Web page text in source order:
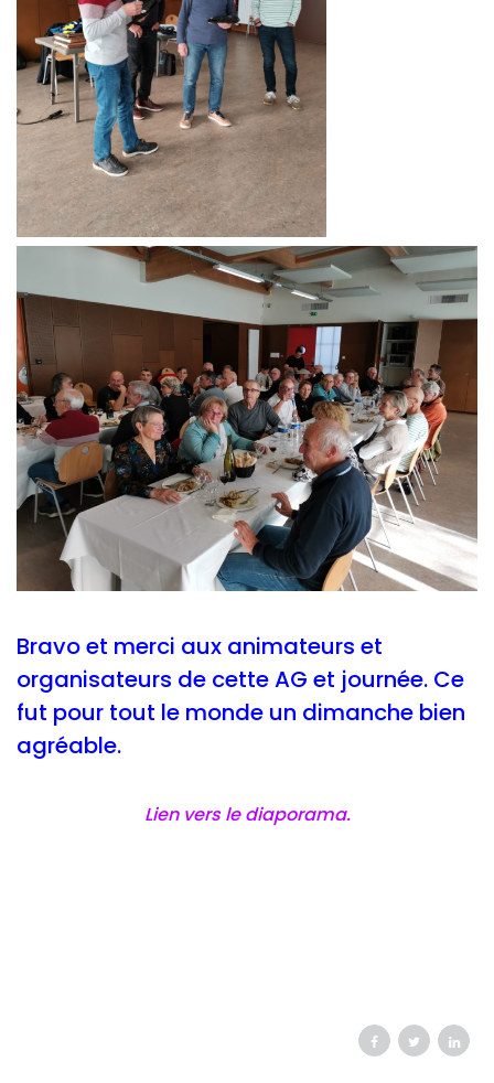
Bravo et merci aux animateurs et
organisateurs de cette AG et journée. Ce
fut pour tout le monde un dimanche bien
agréable.
Lien vers le diaporama.